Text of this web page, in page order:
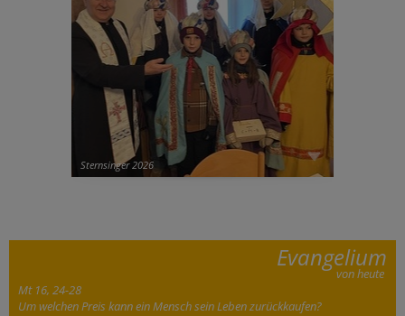
Sternsinger 2026
Evangelium
von heute
Mt 16, 24-28
Um welchen Preis kann ein Mensch sein Leben zurückkaufen?